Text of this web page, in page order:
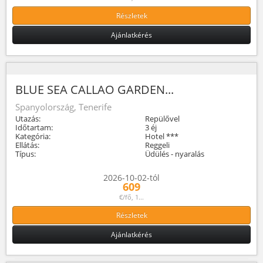
Részletek
Ajánlatkérés
BLUE SEA CALLAO GARDEN...
Spanyolország, Tenerife
Utazás:
Repülővel
Időtartam:
3 éj
Kategória:
Hotel ***
Ellátás:
Reggeli
Típus:
Üdülés - nyaralás
2026-10-02-tól
609
€/fő, 1...
Részletek
Ajánlatkérés